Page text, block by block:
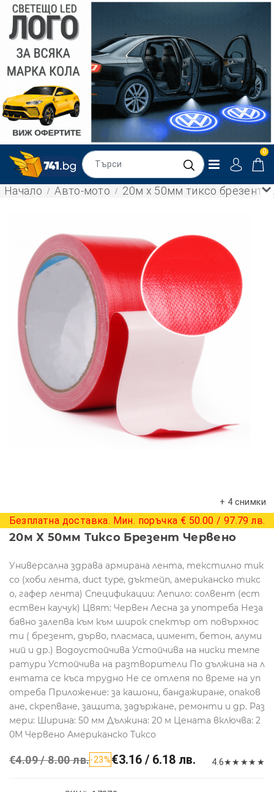
0
Начало Авто-мото 20м х 50мм тиксо брезент
+ 4 снимки
Безплатна доставка. Мин. поръчка € 50.00 / 97.79 лв.
20м Х 50мм Тиксо Брезент Червено
Универсална здрава армирана лента, текстилно тик
со (хоби лента, duct type, дъктейп, американско тикс
о, гафер лента) Спецификации: Лепило: солвент (eст
ествен каучук) Цвят: Червен Лесна за употреба Неза
бавно залепва към към широк спектър от повърхнос
ти ( брезент, дърво, пласмаса, цимент, бетон, алуми
ний и др.) Водоустойчива Устойчива на ниски темпе
ратури Устойчива на разтворители По дължина на л
ентата се къса трудно Не се отлепя по време на уп
отреба Приложение: за кашони, бандажиране, опаков
ане, скрепване, защита, задържане, ремонти и др. Раз
мери: Ширина: 50 мм Дължина: 20 м Цената включва: 2
0М Червено Американско Тиксо
€4.09 / 8.00 лв.-23%€3.16 / 6.18 лв. 4.6★★ ★★ ★